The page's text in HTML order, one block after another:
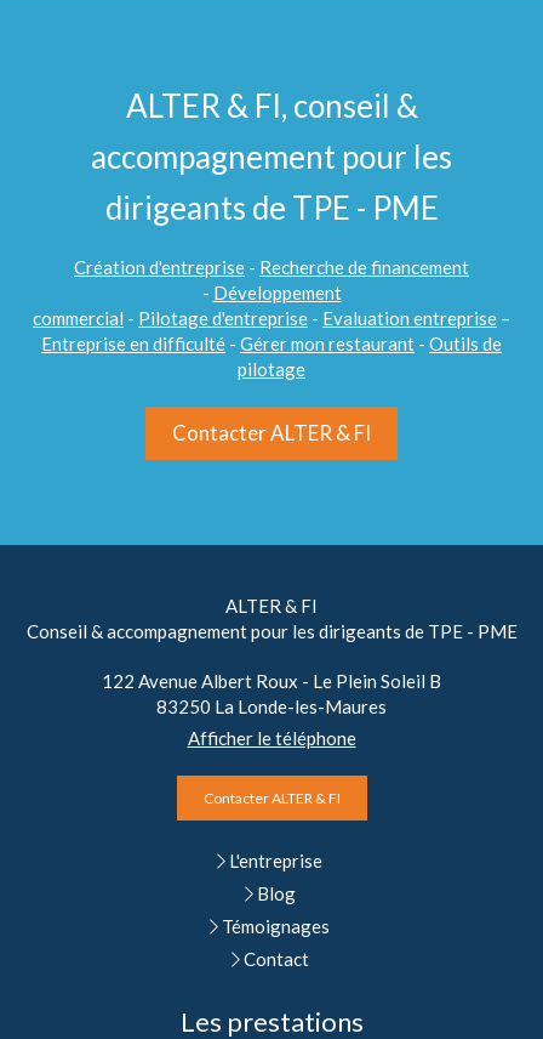
ALTER & FI, conseil &
accompagnement pour les
dirigeants de TPE - PME
Création d'entreprise - Recherche de financement
- Développement
commercial - Pilotage d'entreprise - Evaluation entreprise –
Entreprise en difficulté - Gérer mon restaurant - Outils de
pilotage
Contacter ALTER & FI
ALTER & FI
Conseil & accompagnement pour les dirigeants de TPE - PME
122 Avenue Albert Roux - Le Plein Soleil B
83250 La Londe-les-Maures
Afficher le téléphone
Contacter ALTER & FI
L'entreprise
Blog
Témoignages
Contact
Les prestations